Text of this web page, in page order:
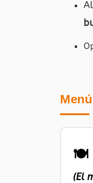
🍽️
(El